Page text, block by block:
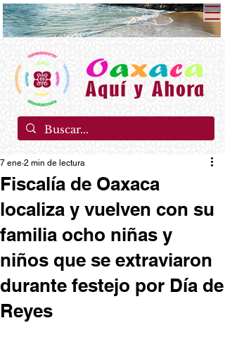
Fiscalía de Oaxaca
localiza y vuelven con su
familia ocho niñas y
niños que se extraviaron
durante festejo por Día de
Reyes
7 ene 2 min de lectura